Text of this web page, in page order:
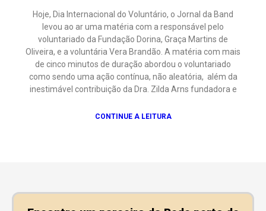
Hoje, Dia Internacional do Voluntário, o Jornal da Band
levou ao ar uma matéria com a responsável pelo
voluntariado da Fundação Dorina, Graça Martins de
Oliveira, e a voluntária Vera Brandão. A matéria com mais
de cinco minutos de duração abordou o voluntariado
como sendo uma ação contínua, não aleatória, além da
inestimável contribuição da Dra. Zilda Arns fundadora e
CONTINUE A LEITURA